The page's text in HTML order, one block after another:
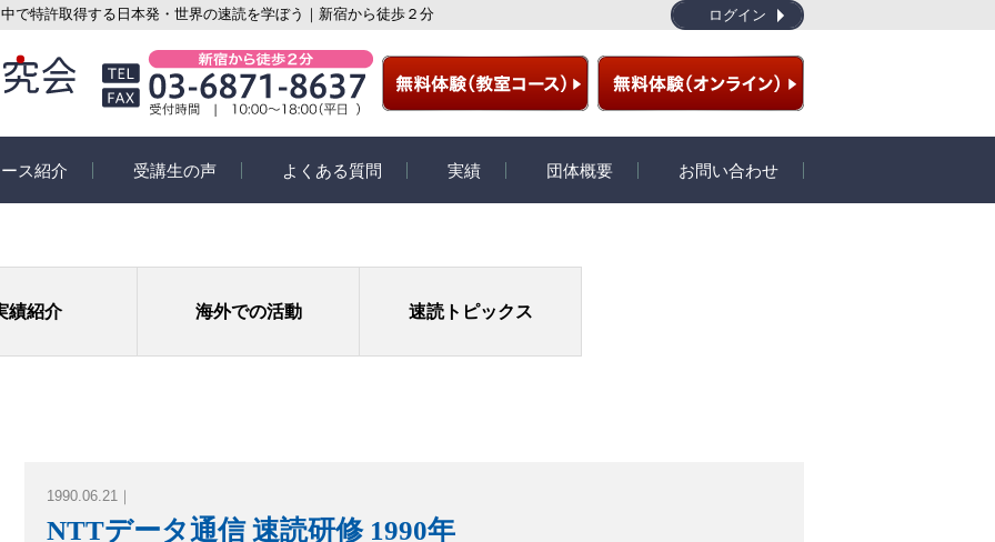
で特許取得する日本発・世界の速読を学ぼう｜新宿から徒歩２分 ログイン
ス紹介 受講生の声 よくある質問 実績 団体概要 お問い合わせ
績紹介 海外での活動 速読トピックス
1990.06.21｜
NTTデータ通信 速読研修 1990年